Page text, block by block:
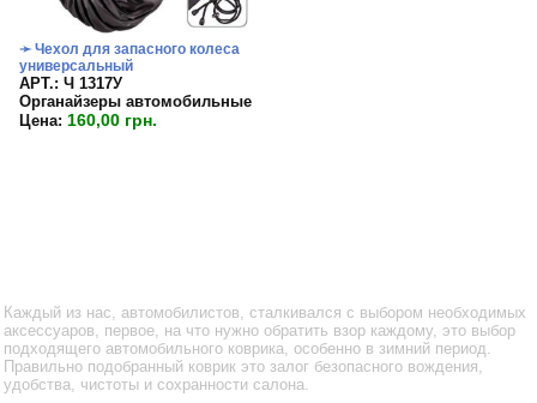
➛ Чехол для запасного колеса
универсальный
APT.: Ч 1317У
Органайзеры автомобильные
Цена: 160,00 грн.
Каждый из нас, автомобилистов, сталкивался с выбором необходимых
аксессуаров, первое, на что нужно обратить взор каждому, это выбор
подходящего автомобильного коврика, особенно в зимний период.
Правильно подобранный коврик это залог безопасного вождения,
удобства, чистоты и сохранности салона.